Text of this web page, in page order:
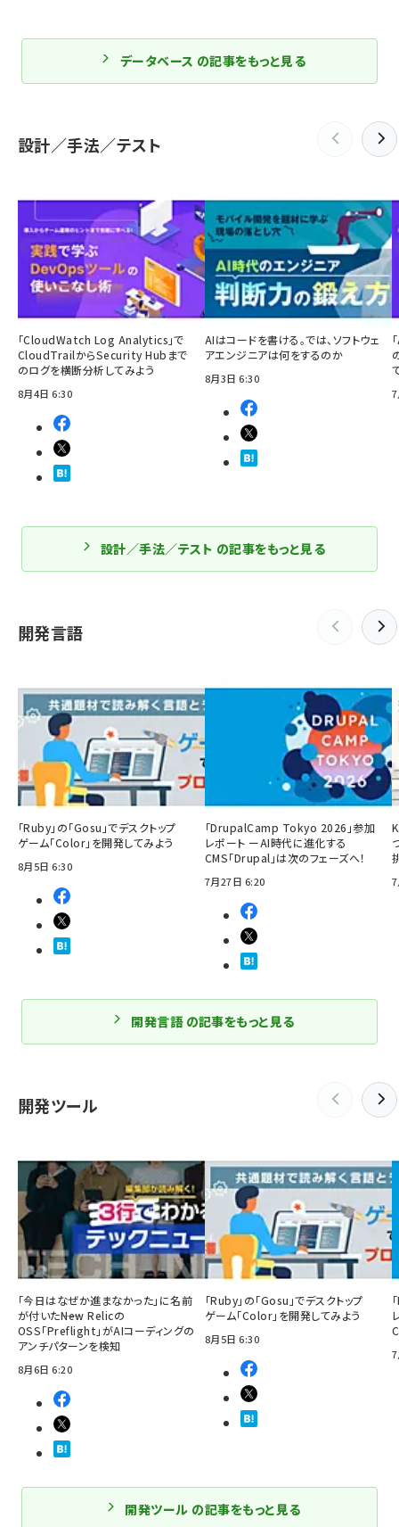
データベース の記事をもっと見る
設計／手法／テスト
「CloudWatch Log Analytics」で
CloudTrailからSecurity Hubまで
のログを横断分析してみよう
8月4日 6:30
AIはコードを書ける。では、ソフトウェ
アエンジニアは何をするのか
8月3日 6:30
設計／手法／テスト の記事をもっと見る
開発言語
「Ruby」の「Gosu」でデスクトップ
ゲーム「Color」を開発してみよう
8月5日 6:30
「DrupalCamp Tokyo 2026」参加
レポート ーAI時代に進化する
CMS「Drupal」は次のフェーズへ！
7月27日 6:20
開発言語 の記事をもっと見る
開発ツール
「今日はなぜか進まなかった」に名前
が付いた――New Relicの
OSS「Preflight」がAIコーディングの
アンチパターンを検知
8月6日 6:20
「Ruby」の「Gosu」でデスクトップ
ゲーム「Color」を開発してみよう
8月5日 6:30
開発ツール の記事をもっと見る